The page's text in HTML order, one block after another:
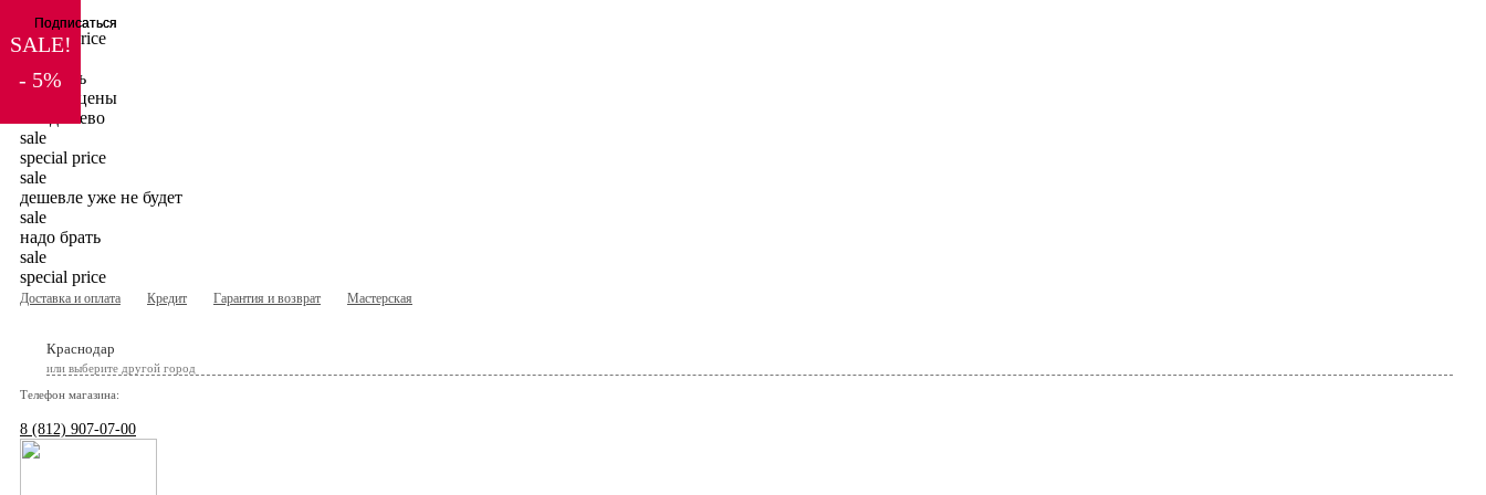
sale
special price
sale
ну очень
низкие цены
вот дешево
sale
special price
sale
дешевле уже не будет
sale
надо брать
sale
special price
Доставка и оплата Кредит Гарантия и возврат Мастерская
Краснодар
или выберите другой город
Телефон магазина:
8 (812) 907-07-00
SALE!
- 5%
Подписаться
Подписаться